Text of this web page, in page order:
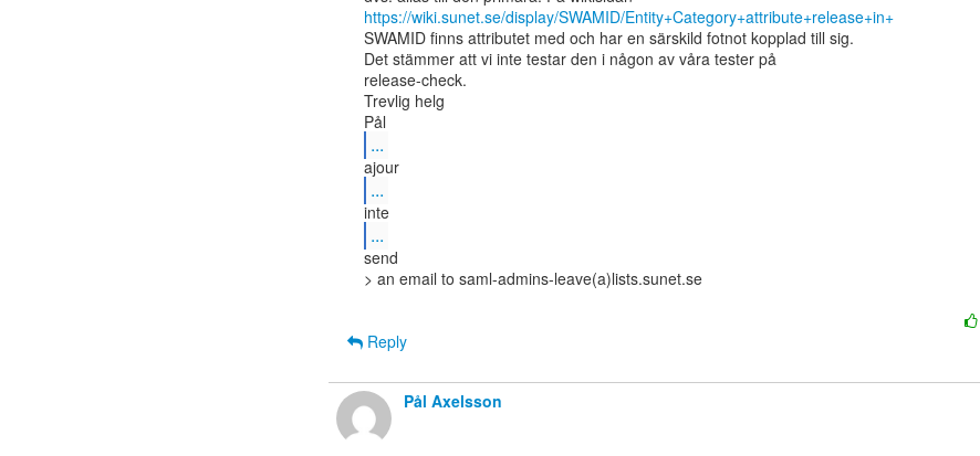
https://wiki.sunet.se/display/SWAMID/Entity+Category+attribute+release+in+
SWAMID finns attributet med och har en särskild fotnot kopplad till sig.
Det stämmer att vi inte testar den i någon av våra tester på
release-check.
Trevlig helg
...
...
...
send
> an email to saml-admins-leave(a)lists.sunet.se
Reply
Pål Axelsson